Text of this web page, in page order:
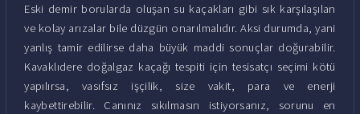
Eski demir borularda oluşan su kaçakları gibi sık karşılaşılan
ve kolay arızalar bile düzgün onarılmalıdır. Aksi durumda, yani
yanlış tamir edilirse daha büyük maddi sonuçlar doğurabilir.
Kavaklıdere doğalgaz kaçağı tespiti için tesisatçı seçimi kötü
yapılırsa, vasıfsız işçilik, size vakit, para ve enerji
kaybettirebilir. Canınız sıkılmasın istiyorsanız, sorunu en